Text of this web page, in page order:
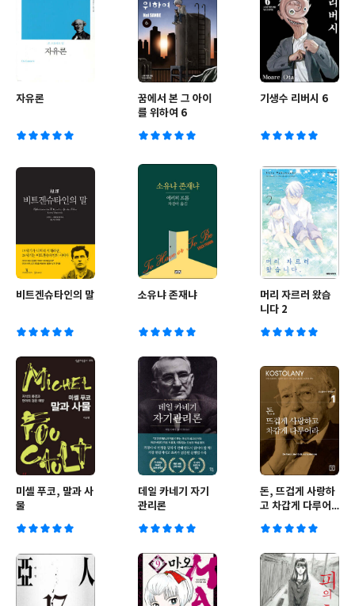
자유론
꿈에서 본 그 아이
를 위하여 6
기생수 리버시 6
비트겐슈타인의 말 소유냐 존재냐
머리 자르러 왔습
니다 2
미셸 푸코, 말과 사
물
데일 카네기 자기
관리론
돈, 뜨겁게 사랑하
고 차갑게 다루어